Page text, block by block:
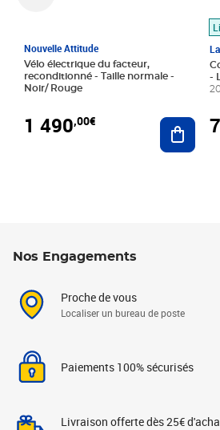
Nouvelle Attitude
Vélo électrique du facteur,
reconditionné - Taille normale -
Noir/ Rouge
1 490,00€
-
7
Nos Engagements
Proche de vous
Localiser un bureau de poste
Paiements 100% sécurisés
Livraison offerte dès 25€